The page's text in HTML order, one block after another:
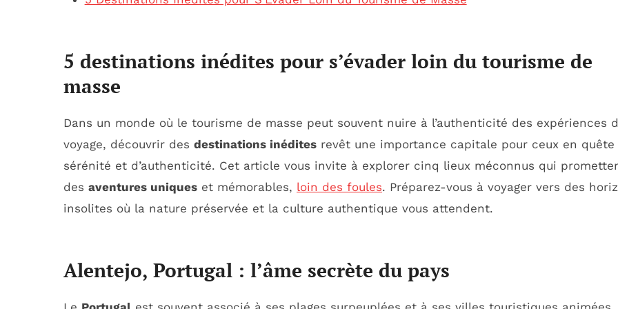
5 destinations inédites pour s’évader loin du tourisme de
masse
Dans un monde où le tourisme de masse peut souvent nuire à l’authenticité des expériences
voyage, découvrir des destinations inédites revêt une importance capitale pour ceux en quête
sérénité et d’authenticité. Cet article vous invite à explorer cinq lieux méconnus qui
des aventures uniques et mémorables, loin des foules. Préparez-vous à voyager vers des
insolites où la nature préservée et la culture authentique vous attendent.
Alentejo, Portugal : l’âme secrète du pays